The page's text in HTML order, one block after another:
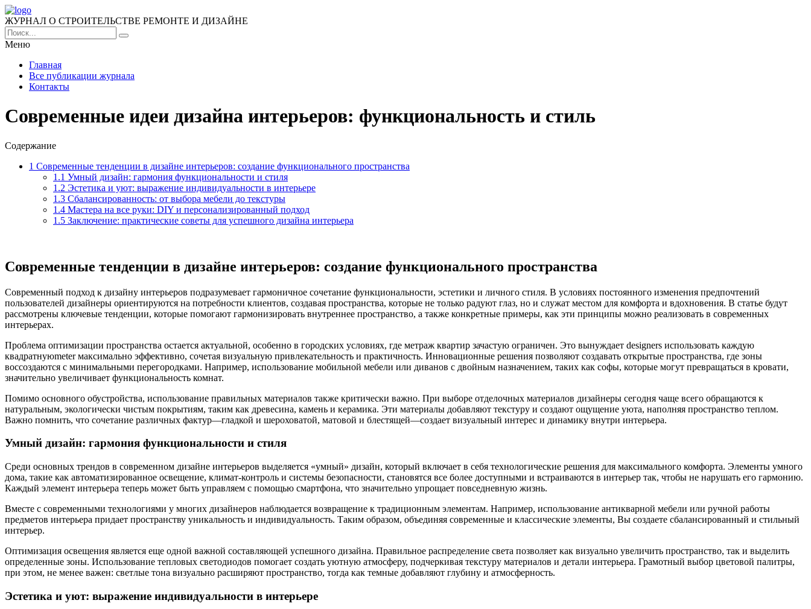
ЖУРНАЛ О СТРОИТЕЛЬСТВЕ РЕМОНТЕ И ДИЗАЙНЕ
Меню
Главная
Все публикации журнала
Контакты
Современные идеи дизайна интерьеров: функциональность и стиль
Содержание
1 Современные тенденции в дизайне интерьеров: создание функционального пространства
1.1 Умный дизайн: гармония функциональности и стиля
1.2 Эстетика и уют: выражение индивидуальности в интерьере
1.3 Сбалансированность: от выбора мебели до текстуры
1.4 Мастера на все руки: DIY и персонализированный подход
1.5 Заключение: практические советы для успешного дизайна интерьера
Современные тенденции в дизайне интерьеров: создание функционального пространства
Современный подход к дизайну интерьеров подразумевает гармоничное сочетание функциональности, эстетики и личного стиля. В условиях постоянного изменения предпочтений
пользователей дизайнеры ориентируются на потребности клиентов, создавая пространства, которые не только радуют глаз, но и служат местом для комфорта и вдохновения. В статье будут
рассмотрены ключевые тенденции, которые помогают гармонизировать внутреннее пространство, а также конкретные примеры, как эти принципы можно реализовать в современных
интерьерах.
Проблема оптимизации пространства остается актуальной, особенно в городских условиях, где метраж квартир зачастую ограничен. Это вынуждает designers использовать каждую
квадратнуюmeter максимально эффективно, сочетая визуальную привлекательность и практичность. Инновационные решения позволяют создавать открытые пространства, где зоны
воссоздаются с минимальными перегородками. Например, использование мобильной мебели или диванов с двойным назначением, таких как софы, которые могут превращаться в кровати,
значительно увеличивает функциональность комнат.
Помимо основного обустройства, использование правильных материалов также критически важно. При выборе отделочных материалов дизайнеры сегодня чаще всего обращаются к
натуральным, экологически чистым покрытиям, таким как древесина, камень и керамика. Эти материалы добавляют текстуру и создают ощущение уюта, наполняя пространство теплом.
Важно помнить, что сочетание различных фактур—гладкой и шероховатой, матовой и блестящей—создает визуальный интерес и динамику внутри интерьера.
Умный дизайн: гармония функциональности и стиля
Среди основных трендов в современном дизайне интерьеров выделяется «умный» дизайн, который включает в себя технологические решения для максимального комфорта. Элементы умного
дома, такие как автоматизированное освещение, климат-контроль и системы безопасности, становятся все более доступными и встраиваются в интерьер так, чтобы не нарушать его гармонию.
Каждый элемент интерьера теперь может быть управляем с помощью смартфона, что значительно упрощает повседневную жизнь.
Вместе с современными технологиями у многих дизайнеров наблюдается возвращение к традиционным элементам. Например, использование антикварной мебели или ручной работы
предметов интерьера придает пространству уникальность и индивидуальность. Таким образом, объединяя современные и классические элементы, Вы создаете сбалансированный и стильный
интерьер.
Оптимизация освещения является еще одной важной составляющей успешного дизайна. Правильное распределение света позволяет как визуально увеличить пространство, так и выделить
определенные зоны. Использование тепловых светодиодов помогает создать уютную атмосферу, подчеркивая текстуру материалов и детали интерьера. Грамотный выбор цветовой палитры,
при этом, не менее важен: светлые тона визуально расширяют пространство, тогда как темные добавляют глубину и атмосферность.
Эстетика и уют: выражение индивидуальности в интерьере